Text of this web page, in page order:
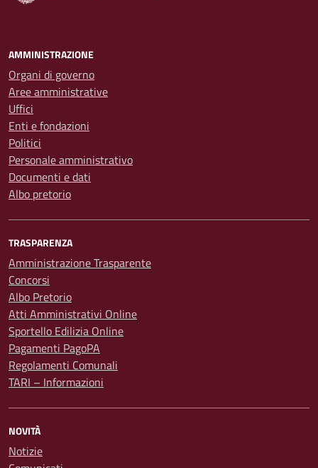
AMMINISTRAZIONE
Organi di governo
Aree amministrative
Uffici
Enti e fondazioni
Politici
Personale amministrativo
Documenti e dati
Albo pretorio
TRASPARENZA
Amministrazione Trasparente
Concorsi
Albo Pretorio
Atti Amministrativi Online
Sportello Edilizia Online
Pagamenti PagoPA
Regolamenti Comunali
TARI – Informazioni
NOVITÀ
Notizie